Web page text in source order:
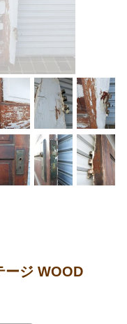
ージ WOOD